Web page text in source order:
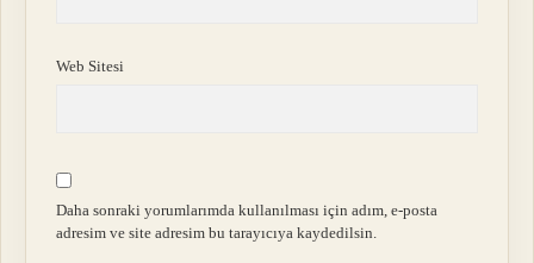
Web Sitesi
Daha sonraki yorumlarımda kullanılması için adım, e-posta
adresim ve site adresim bu tarayıcıya kaydedilsin.